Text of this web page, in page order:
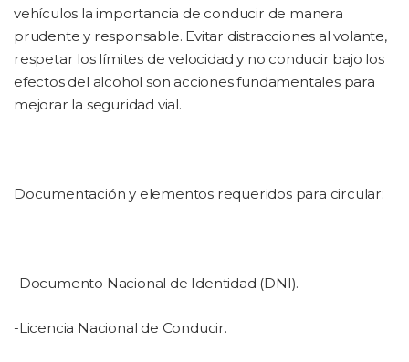
vehículos la importancia de conducir de manera
prudente y responsable. Evitar distracciones al volante,
respetar los límites de velocidad y no conducir bajo los
efectos del alcohol son acciones fundamentales para
mejorar la seguridad vial.
Documentación y elementos requeridos para circular:
-Documento Nacional de Identidad (DNI).
-Licencia Nacional de Conducir.